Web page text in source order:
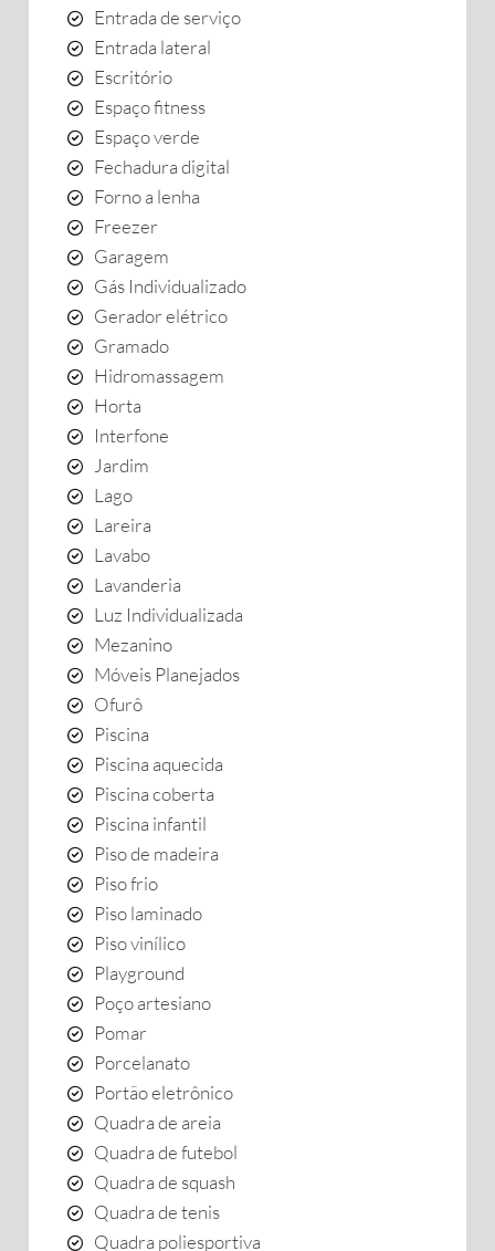
Entrada de serviço
Entrada lateral
Escritório
Espaço fitness
Espaço verde
Fechadura digital
Forno a lenha
Freezer
Garagem
Gás Individualizado
Gerador elétrico
Gramado
Hidromassagem
Horta
Interfone
Jardim
Lago
Lareira
Lavabo
Lavanderia
Luz Individualizada
Mezanino
Móveis Planejados
Ofurô
Piscina
Piscina aquecida
Piscina coberta
Piscina infantil
Piso de madeira
Piso frio
Piso laminado
Piso vinílico
Playground
Poço artesiano
Pomar
Porcelanato
Portão eletrônico
Quadra de areia
Quadra de futebol
Quadra de squash
Quadra de tenis
Quadra poliesportiva